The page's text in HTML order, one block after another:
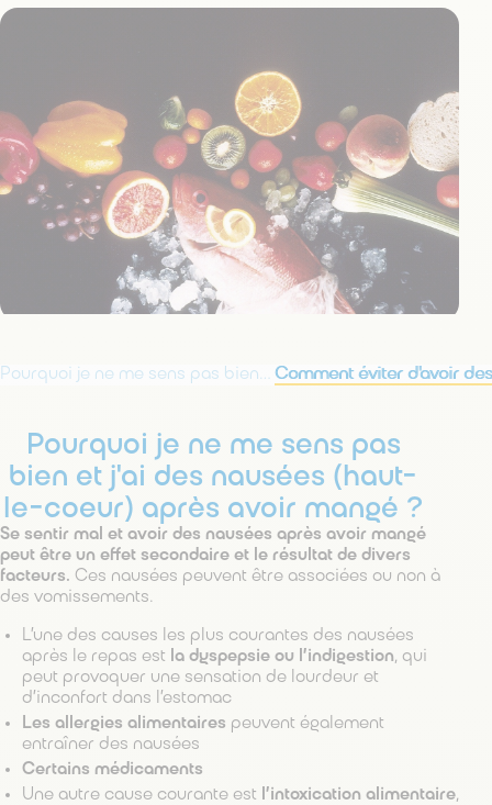
Pourquoi je ne me sens pas bien et j'ai des nausées (haut-le-coeur) après avoir mangé ?
Pourquoi je ne me sens pas
bien et j'ai des nausées (haut-
le-coeur) après avoir mangé ?
Se sentir mal et avoir des nausées après avoir mangé
peut être un effet secondaire et le résultat de divers
facteurs. Ces nausées peuvent être associées ou non à
des vomissements.
L’une des causes les plus courantes des nausées
après le repas est la dyspepsie ou l’indigestion, qui
peut provoquer une sensation de lourdeur et
d’inconfort dans l’estomac
Les allergies alimentaires peuvent également
entraîner des nausées
Certains médicaments
Une autre cause courante est l’intoxication alimentaire,